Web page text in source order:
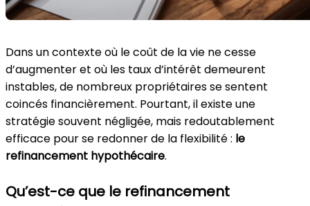
Dans un contexte où le coût de la vie ne cesse
d’augmenter et où les taux d’intérêt demeurent
instables, de nombreux propriétaires se sentent
coincés financièrement. Pourtant, il existe une
stratégie souvent négligée, mais redoutablement
efficace pour se redonner de la flexibilité : le
refinancement hypothécaire.
Qu’est-ce que le refinancement